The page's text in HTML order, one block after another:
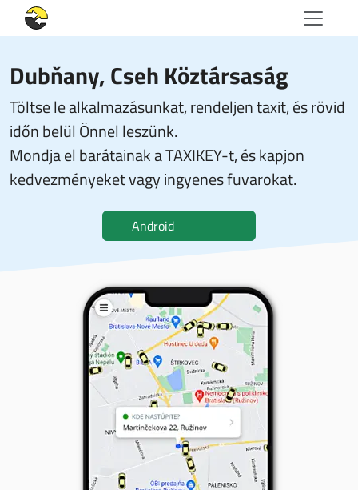
Dubňany, Cseh Köztársaság
Töltse le alkalmazásunkat, rendeljen taxit, és rövid
időn belül Önnel leszünk.
Mondja el barátainak a TAXIKEY-t, és kapjon
kedvezményeket vagy ingyenes fuvarokat.
Android